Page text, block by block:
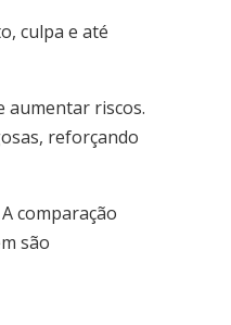
culpa e até
aumentar riscos.
reforçando
comparação
são